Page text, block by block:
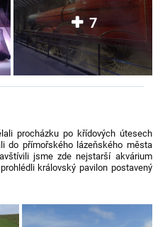
7
procházku po křídových útesech
do přímořského lázeňského města
jsme zde nejstarší akvárium
královský pavilon postavený